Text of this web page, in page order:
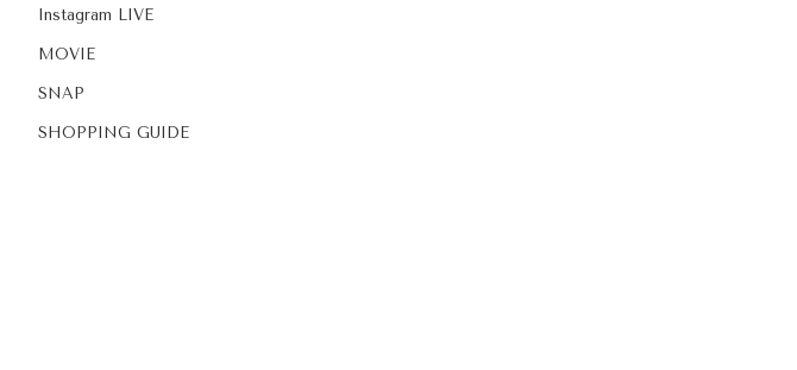
Instagram LIVE
MOVIE
SNAP
SHOPPING GUIDE